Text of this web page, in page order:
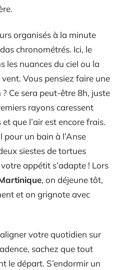
organisés à la minute
chronométrés. Ici, le
les nuances du ciel ou la
Vous pensiez faire une
Ce sera peut-être 8h, juste
rayons caressent
que l’air est encore frais.
pour un bain à l’Anse
siestes de tortues
appétit s’adapte ! Lors
, on déjeune tôt,
et on grignote avec
votre quotidien sur
sachez que tout
le départ. S’endormir un